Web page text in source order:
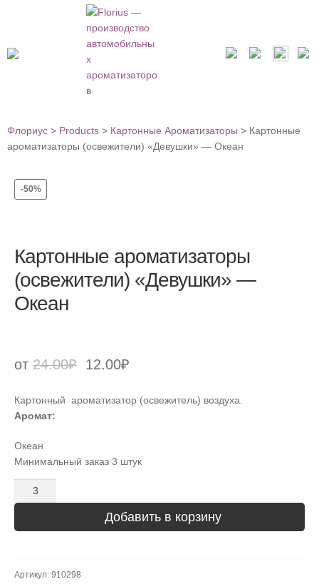
Флориус > Products > Картонные Ароматизаторы > Картонные
ароматизаторы (освежители) «Девушки» — Океан
-50%
Картонные ароматизаторы
(освежители) «Девушки» —
Океан
от 24.00₽ 12.00₽
Картонный ароматизатор (освежитель) воздуха.
Аромат:
Океан
Минимальный заказ 3 штук
Количество
Добавить в корзину
Артикул: 910298